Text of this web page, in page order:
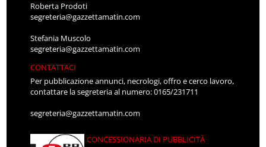
Roberta Prodoti
segreteria@gazzettamatin.com
Stefania Muscolo
segreteria@gazzettamatin.com
CONTATTACI
Per pubblicazione annunci, necrologi, offro e cerco lavoro,
contattare la segreteria al numero: 0165/231711
segreteria@gazzettamatin.com
CONCESSIONARIA DI PUBBLICITÀ